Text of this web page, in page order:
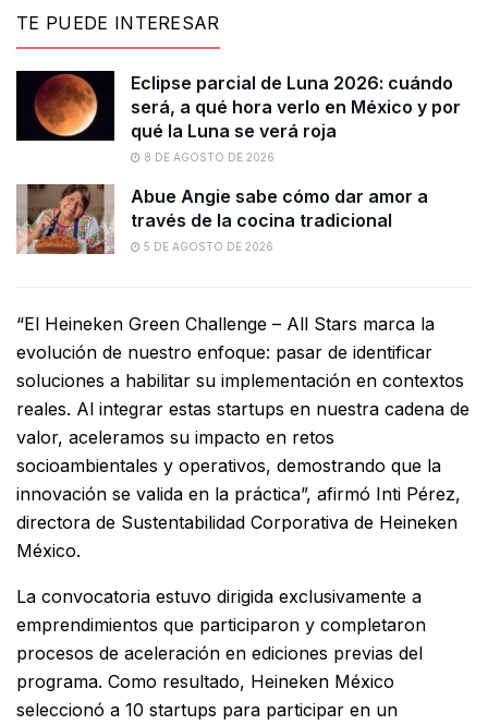
TE PUEDE INTERESAR
Eclipse parcial de Luna 2026: cuándo
será, a qué hora verlo en México y por
qué la Luna se verá roja
8 DE AGOSTO DE 2026
Abue Angie sabe cómo dar amor a
través de la cocina tradicional
5 DE AGOSTO DE 2026
“El Heineken Green Challenge – All Stars marca la
evolución de nuestro enfoque: pasar de identificar
soluciones a habilitar su implementación en contextos
reales. Al integrar estas startups en nuestra cadena de
valor, aceleramos su impacto en retos
socioambientales y operativos, demostrando que la
innovación se valida en la práctica”, afirmó Inti Pérez,
directora de Sustentabilidad Corporativa de Heineken
México.
La convocatoria estuvo dirigida exclusivamente a
emprendimientos que participaron y completaron
procesos de aceleración en ediciones previas del
programa. Como resultado, Heineken México
seleccionó a 10 startups para participar en un